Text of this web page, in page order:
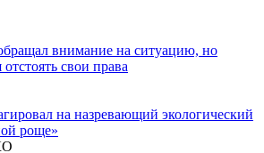
внимание на ситуацию, но
свои права
на назревающий экологический
роще»